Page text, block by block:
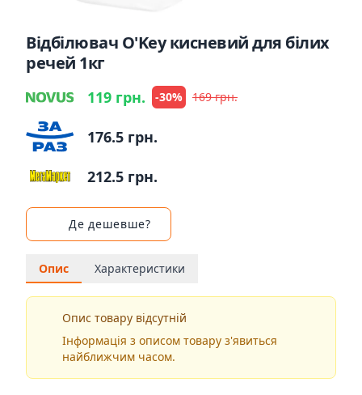
Відбілювач O'Key кисневий для білих
речей 1кг
119 грн. -30% 169 грн.
176.5 грн.
212.5 грн.
Де дешевше?
Опис Характеристики
Опис товару відсутній
Інформація з описом товару з'явиться
найближчим часом.